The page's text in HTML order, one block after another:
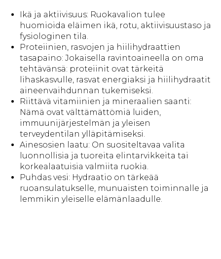
Ikä ja aktiivisuus: Ruokavalion tulee
huomioida eläimen ikä, rotu, aktiivisuustaso ja
fysiologinen tila.
Proteiinien, rasvojen ja hiilihydraattien
tasapaino: Jokaisella ravintoaineella on oma
tehtävänsä: proteiinit ovat tärkeitä
lihaskasvulle, rasvat energiaksi ja hiilihydraatit
aineenvaihdunnan tukemiseksi.
Riittävä vitamiinien ja mineraalien saanti:
Nämä ovat välttämättömiä luiden,
immuunijärjestelmän ja yleisen
terveydentilan ylläpitämiseksi.
Ainesosien laatu: On suositeltavaa valita
luonnollisia ja tuoreita elintarvikkeita tai
korkealaatuisia valmiita ruokia.
Puhdas vesi: Hydraatio on tärkeää
ruoansulatukselle, munuaisten toiminnalle ja
lemmikin yleiselle elämänlaadulle.